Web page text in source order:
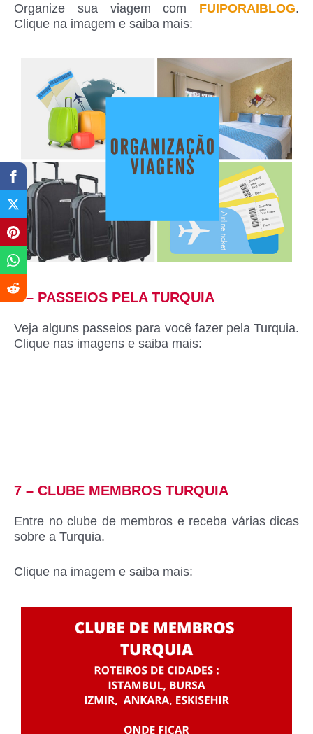
Organize sua viagem com FUIPORAIBLOG.
Clique na imagem e saiba mais:
6 – PASSEIOS PELA TURQUIA
Veja alguns passeios para você fazer pela Turquia.
Clique nas imagens e saiba mais:
7 – CLUBE MEMBROS TURQUIA
Entre no clube de membros e receba várias dicas
sobre a Turquia.
Clique na imagem e saiba mais: